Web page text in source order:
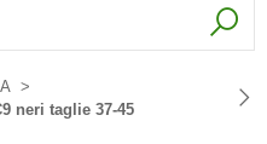
neri taglie 37-45